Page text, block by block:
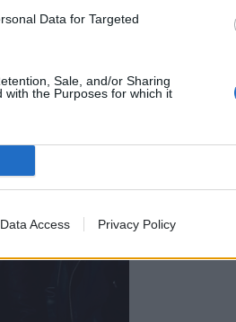
Data for Targeted
Sale, and/or Sharing
the Purposes for which it
Data Access Privacy Policy